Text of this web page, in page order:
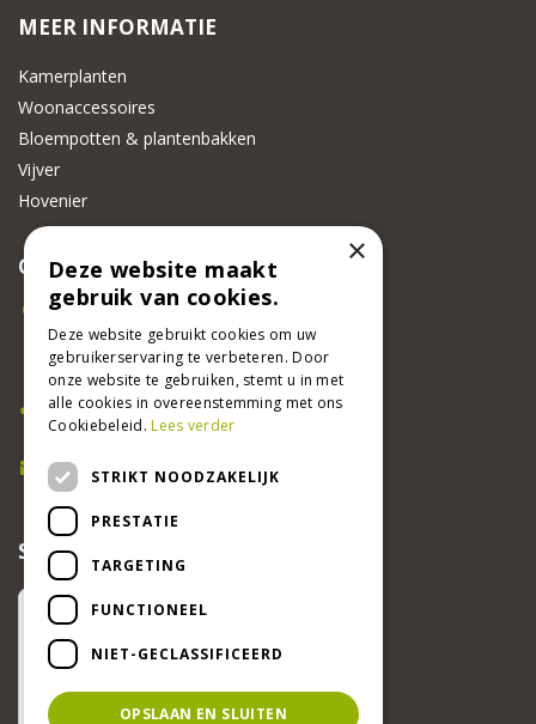
MEER INFORMATIE
Kamerplanten
Woonaccessoires
Bloempotten & plantenbakken
Vijver
Hovenier
CONTACT
Beeker Tuincentrum
Adsteeg 31
6191 PW Beek
Bel ons
046 437 2881
E-mail
info@beekertuincentrum.nl
SCHRIJF EEN RECENSIE EN WIN!
×
Deze website maakt
gebruik van cookies.
Deze website gebruikt cookies om uw
gebruikerservaring te verbeteren. Door
onze website te gebruiken, stemt u in met
alle cookies in overeenstemming met ons
Cookiebeleid.Lees verder
STRIKT NOODZAKELIJK
PRESTATIE
TARGETING
FUNCTIONEEL
NIET-GECLASSIFICEERD
OPSLAAN EN SLUITEN